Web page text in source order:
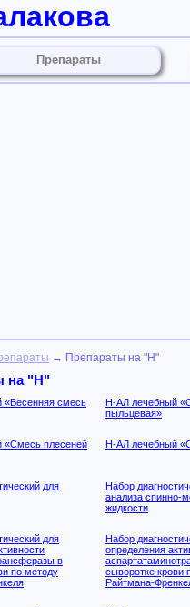
Препараты
→ Препараты на "Н"
на "Н"
смесь
Н-АЛ лечебный
пыльцевая»
«Смесь плесеней
Н-АЛ лечебный
для
Набор
анализа спинно-
жидкости
для
в
по методу
Набор
определения
сыворотке крови
Райтмана-